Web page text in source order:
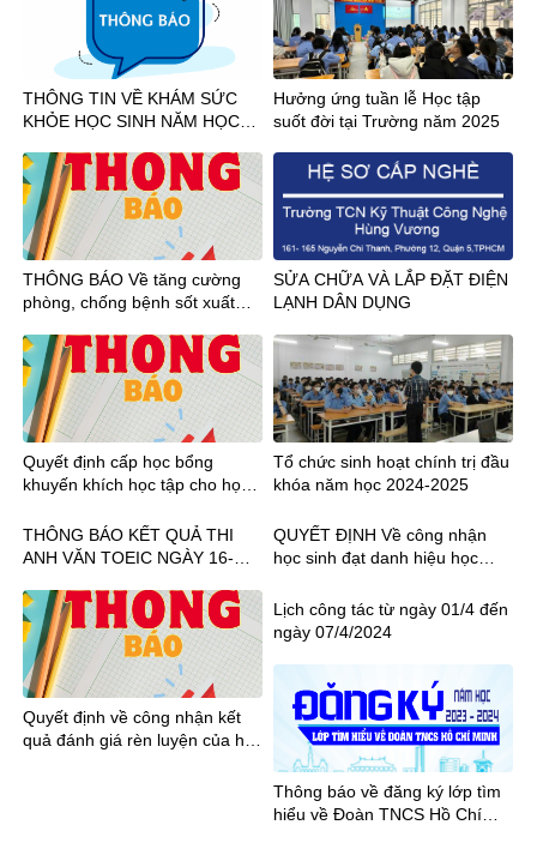
THÔNG TIN VỀ KHÁM SỨC
KHỎE HỌC SINH NĂM HỌC
Hưởng ứng tuần lễ Học tập
suốt đời tại Trường năm 2025
THÔNG BÁO Về tăng cường
phòng, chống bệnh sốt xuất
SỬA CHỮA VÀ LẮP ĐẶT ĐIỆN
LẠNH DÂN DỤNG
Quyết định cấp học bổng
khuyến khích học tập cho học
2023
Tổ chức sinh hoạt chính trị đầu
khóa năm học 2024-2025
THÔNG BÁO KẾT QUẢ THI
ANH VĂN TOEIC NGÀY 16-
QUYẾT ĐỊNH Về công nhận
học sinh đạt danh hiệu học
học 2022-2023
Quyết định về công nhận kết
quả đánh giá rèn luyện của học
Lịch công tác từ ngày 01/4 đến
ngày 07/4/2024
Thông báo về đăng ký lớp tìm
hiểu về Đoàn TNCS Hồ Chí